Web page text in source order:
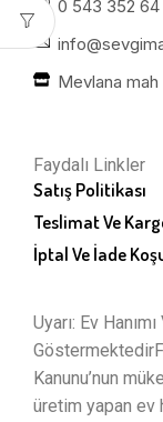
0 543 352 64
Mevlana
Faydalı Linkler
Satış Politikası
Teslimat Ve
İptal Ve İade
Uyarı: Ev
Kanunu’nun
üretim yapan ev